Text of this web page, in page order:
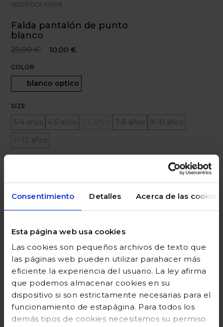
Consentimiento Detalles Acerca de las cookies
Esta página web usa cookies
Las cookies son pequeños archivos de texto que
las páginas web pueden utilizar parahacer más
eficiente la experiencia del usuario. La ley afirma
que podemos almacenar cookies en su
dispositivo si son estrictamente necesarias para el
funcionamiento de estapágina. Para todos los
demás tipos de cookies necesitamos su permiso.
S63DFDCA101WB
Falda pantalón de punto
blanco
Precio reducido desde
29,99 €hasta
10,00 €
COLOR
blanco optico
Seleccionado
SIZE
3-4 años 4-5 años 7-8 años
9-10 años
11-12 años
Añadir a la cesta
DESCRIPCIÓN
GUÍA DE TALLAS
DEVOLUCIONES